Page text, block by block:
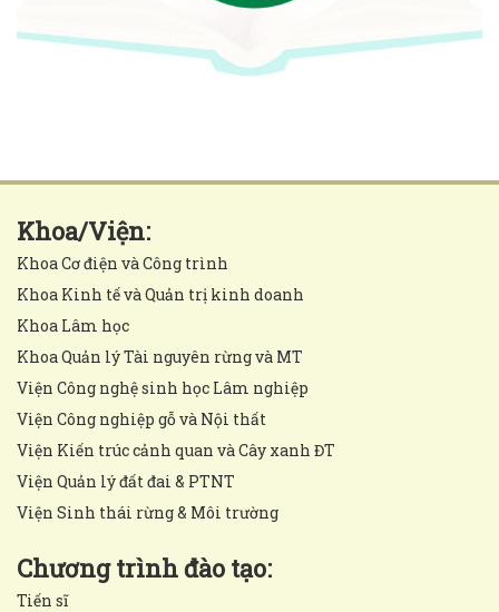
Khoa/Viện:
Khoa Cơ điện và Công trình
Khoa Kinh tế và Quản trị kinh doanh
Khoa Lâm học
Khoa Quản lý Tài nguyên rừng và MT
Viện Công nghệ sinh học Lâm nghiệp
Viện Công nghiệp gỗ và Nội thất
Viện Kiến trúc cảnh quan và Cây xanh ĐT
Viện Quản lý đất đai & PTNT
Viện Sinh thái rừng & Môi trường
Chương trình đào tạo:
Tiến sĩ